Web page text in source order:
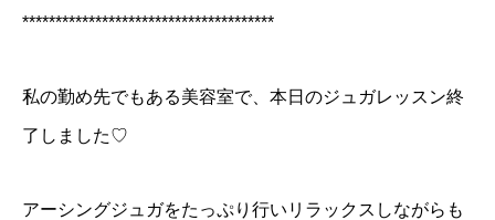
**************************************
私の勤め先でもある美容室で、本日のジュガレッスン終
了しました♡
アーシングジュガをたっぷり行いリラックスしながらも